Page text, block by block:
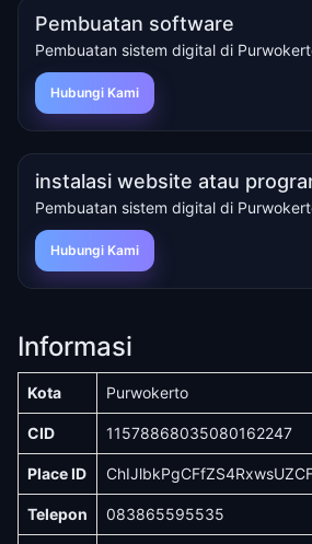
Pembuatan software
Pembuatan sistem digital di
Hubungi Kami
instalasi website atau
Pembuatan sistem digital di
Hubungi Kami
Informasi
Kota Purwokerto
CID 11578868035080162247
Place ID
Telepon 083865595535